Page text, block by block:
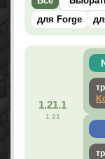
для Forge
1.21.1
1.21